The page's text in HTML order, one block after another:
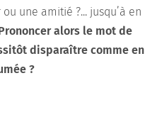
une amitié ?... jusqu’à en
alors le mot de
disparaître comme en
?